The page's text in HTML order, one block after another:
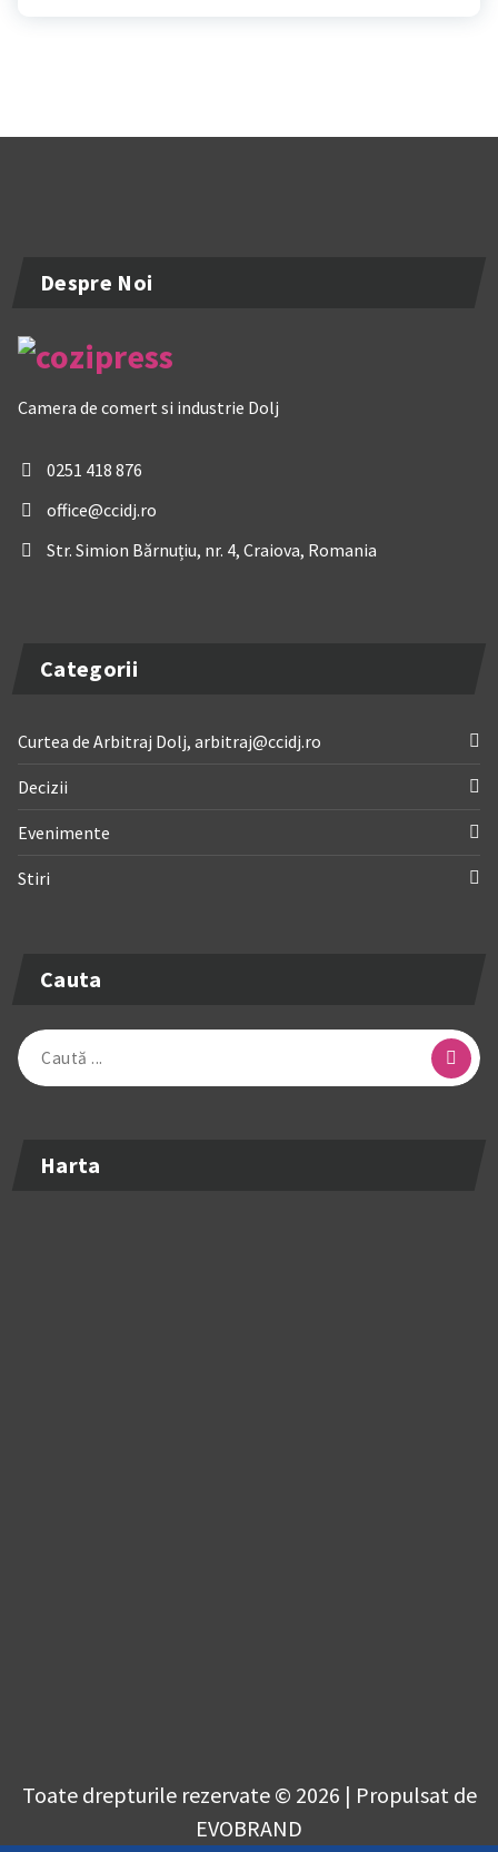
Despre Noi
Camera de comert si industrie Dolj
0251 418 876
office@ccidj.ro
Str. Simion Bărnuțiu, nr. 4, Craiova, Romania
Categorii
Curtea de Arbitraj Dolj, arbitraj@ccidj.ro
Decizii
Evenimente
Stiri
Cauta
Caută
după:
Harta
Toate drepturile rezervate © 2026 | Propulsat de
EVOBRAND